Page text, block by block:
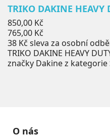
TRIKO DAKINE HEAVY
Běžná
cena
850,00 Kč
Cena
765,00 Kč
38 Kč sleva za osobní
TRIKO DAKINE HEAVY
značky Dakine z kategorie
O nás